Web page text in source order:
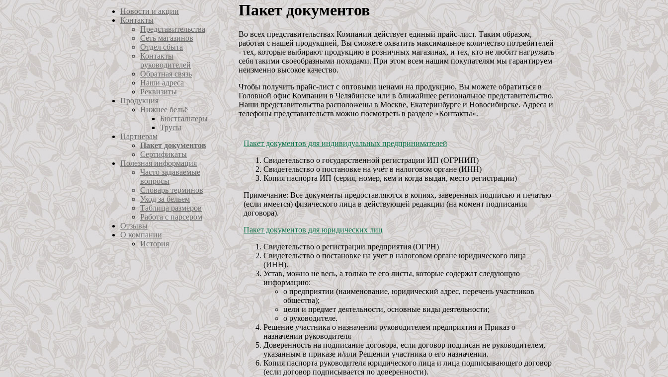
Новости и акции
Контакты
Представительства
Сеть магазинов
Отдел сбыта
Контакты
руководителей
Обратная связь
Наши адреса
Реквизиты
Продукция
Нижнее бельё
Бюстгальтеры
Трусы
Партнерам
Пакет документов
Сертификаты
Полезная информация
Часто задаваемые
вопросы
Словарь терминов
Уход за бельем
Таблица размеров
Работа с парсером
Отзывы
О компании
История
Пакет документов
Во всех представительствах Компании действует единый прайс-лист. Таким образом,
работая с нашей продукцией, Вы сможете охватить максимальное количество потребителей
- тех, которые выбирают продукцию в розничных магазинах, и тех, кто не любит нагружать
себя такими своеобразными походами. При этом всем нашим покупателям мы гарантируем
неизменно высокое качество.
Чтобы получить прайс-лист с оптовыми ценами на продукцию, Вы можете обратиться в
Головной офис Компании в Челябинске или в ближайшее региональное представительство.
Наши представительства расположены в Москве, Екатеринбурге и Новосибирске. Адреса и
телефоны представительств можно посмотреть в разделе «Контакты».
Пакет документов для индивидуальных предпринимателей
Свидетельство о государственной регистрации ИП (ОГРНИП)
Свидетельство о постановке на учёт в налоговом органе (ИНН)
Копия паспорта ИП (серия, номер, кем и когда выдан, место регистрации)
Примечание: Все документы предоставляются в копиях, заверенных подписью и печатью
(если имеется) физического лица в действующей редакции (на момент подписания
договора).
Пакет документов для юридических лиц
Свидетельство о регистрации предприятия (ОГРН)
Свидетельство о постановке на учет в налоговом органе юридического лица
(ИНН).
Устав, можно не весь, а только те его листы, которые содержат следующую
информацию:
о предприятии (наименование, юридический адрес, перечень участников
общества);
цели и предмет деятельности, основные виды деятельности;
о руководителе.
Решение участника о назначении руководителем предприятия и Приказ о
назначении руководителя
Доверенность на подписание договора, если договор подписан не руководителем,
указанным в приказе и/или Решении участника о его назначении.
Копия паспорта руководителя юридического лица и лица подписывающего договор
(если договор подписывается по доверенности).